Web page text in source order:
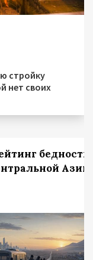
стройку
нет своих
Азии